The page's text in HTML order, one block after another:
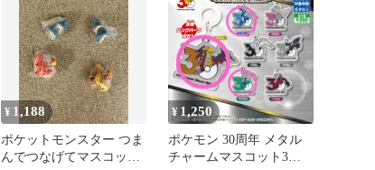
¥ 1,188
ポケットモンスター つま
んでつなげてマスコット
¥ 1,250
ポケモン 30周年 メタル
チャームマスコット3種